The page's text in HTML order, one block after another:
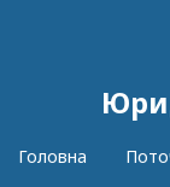
Головна